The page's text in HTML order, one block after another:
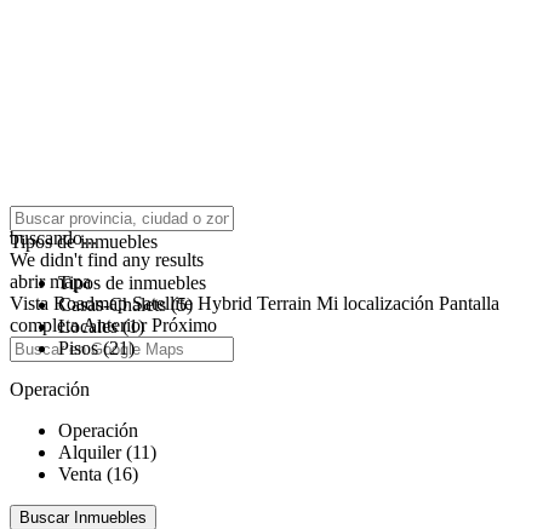
click to enable zoom
buscando...
We didn't find any results
abrir mapa
Vista Roadmap Satellite Hybrid Terrain Mi localización Pantalla
completaAnterior Próximo
Tipos de inmuebles
Tipos de inmuebles
Casas-Chalets (5)
Locales (1)
Pisos (21)
Operación
Operación
Alquiler (11)
Venta (16)